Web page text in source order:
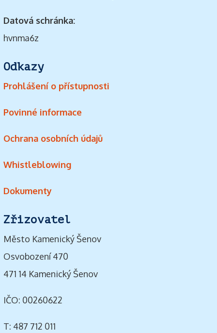
Datová schránka:
hvnma6z
Odkazy
Prohlášení o přístupnosti
Povinné informace
Ochrana osobních údajů
Whistleblowing
Dokumenty
Zřizovatel
Město Kamenický Šenov
Osvobození 470
471 14 Kamenický Šenov
IČO: 00260622
T: 487 712 011